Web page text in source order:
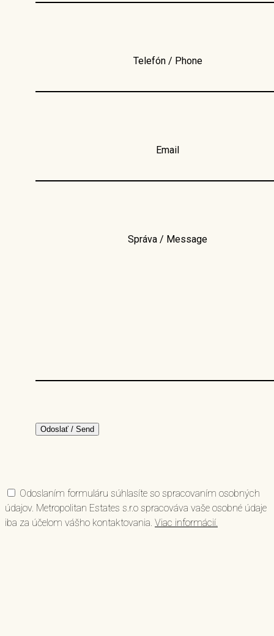
Telefón / Phone
Email
Správa / Message
Odoslaním formuláru súhlasíte so spracovaním osobných
údajov. Metropolitan Estates s.r.o spracováva vaše osobné údaje
iba za účelom vášho kontaktovania. Viac informácií.